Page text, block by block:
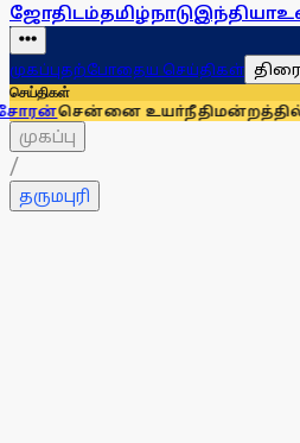
ஜோதிடம்தமிழ்நாடுஇந்தியா
முகப்புதற்போதைய செய்திகள்
செய்திகள்
உயா்நீதிமன்றத்தில் புதிதாக 15
முகப்பு
/
தருமபுரி